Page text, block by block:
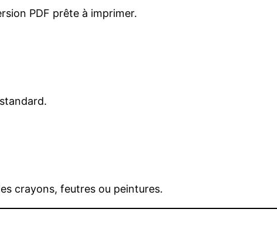
PDF prête à imprimer.
crayons, feutres ou peintures.